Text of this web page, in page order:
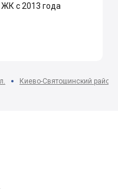
с 2013 года
Киево-Святошинский район